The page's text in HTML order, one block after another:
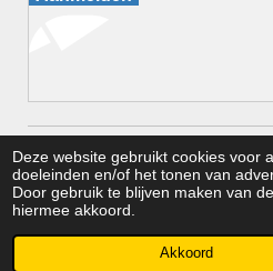
Deze website gebruikt cookies voor
doeleinden en/of het tonen van
Door gebruik te blijven maken van
hiermee akkoord.
Akkoord
bij de Boer
Telefoonnummer